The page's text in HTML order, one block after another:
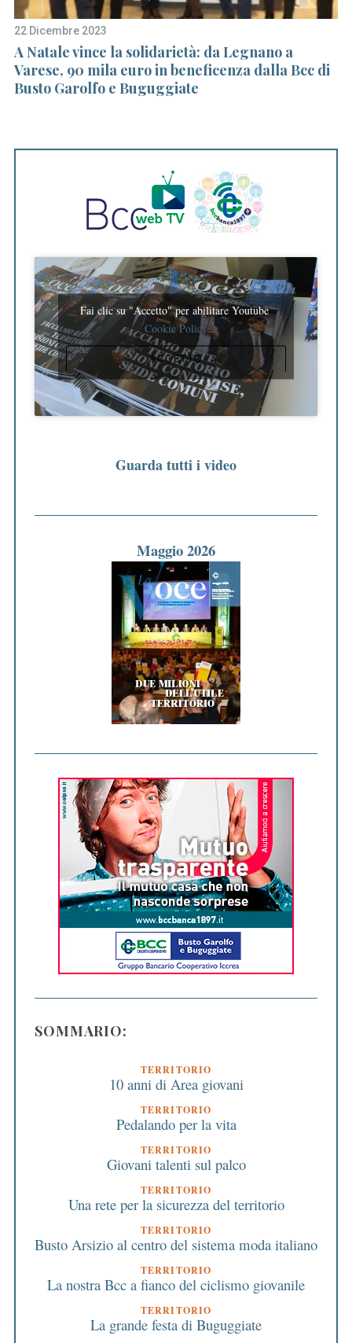
22 Dicembre 2023
A Natale vince la solidarietà: da Legnano a
Varese, 90 mila euro in beneficenza dalla Bcc di
Busto Garolfo e Buguggiate
Fai clic su "Accetto" per abilitare Youtube
Cookie Policy
ACCETTO
Guarda tutti i video
Maggio 2026
SOMMARIO:
TERRITORIO
10 anni di Area giovani
TERRITORIO
Pedalando per la vita
TERRITORIO
Giovani talenti sul palco
TERRITORIO
Una rete per la sicurezza del territorio
TERRITORIO
Busto Arsizio al centro del sistema moda italiano
TERRITORIO
La nostra Bcc a fianco del ciclismo giovanile
TERRITORIO
La grande festa di Buguggiate